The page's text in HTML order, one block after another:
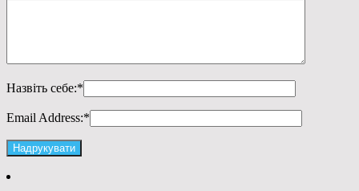
Назвіть себе:*
Email Address:*